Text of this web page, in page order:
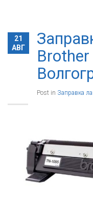
21
АВГ
Brother
Post in Заправка